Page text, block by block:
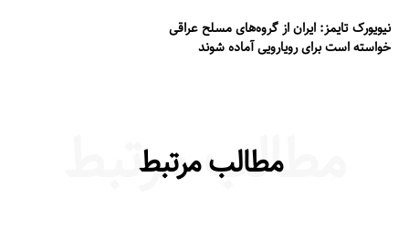
نیویورک تایمز: ایران از گروه‌های مسلح عراقی
خواسته است برای رویارویی آماده شوند
مطالب مرتبط
مطالب مرتبط